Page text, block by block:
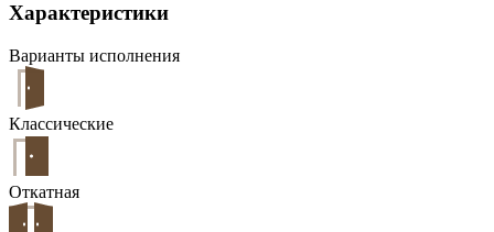
Характеристики
Варианты исполнения
Классические
Откатная